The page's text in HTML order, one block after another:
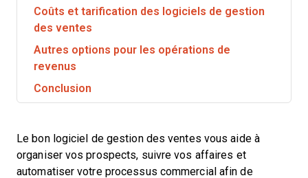
Coûts et tarification des logiciels de gestion
des ventes
Autres options pour les opérations de
revenus
Conclusion
Le bon logiciel de gestion des ventes vous aide à
organiser vos prospects, suivre vos affaires et
automatiser votre processus commercial afin de